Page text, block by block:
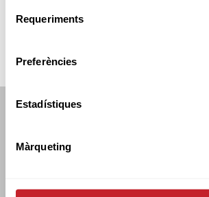
Requeriments
Preferències
Estadístiques
Màrqueting
C/TUSET 32, 8ÈNA